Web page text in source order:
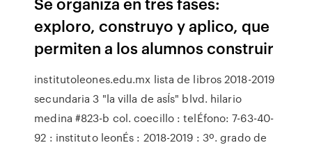
exploro, construyo y aplico, que
permiten a los alumnos construir
institutoleones.edu.mx lista de libros 2018-2019
secundaria 3 "la villa de asÍs" blvd. hilario
medina #823-b col. coecillo : telÉfono: 7-63-40-
92 : instituto leonÉs : 2018-2019 : 3º. grado de